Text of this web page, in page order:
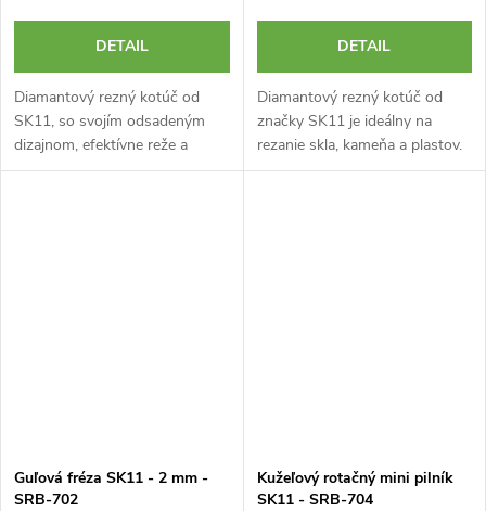
DETAIL
Diamantový rezný kotúč od
SK11, so svojím odsadeným
dizajnom, efektívne reže a
spracováva tenké škrupiny, sklo
DETAIL
Diamantový rezný kotúč od
značky SK11 je ideálny na
rezanie skla, kameňa a plastov.
Má priemer 22 mm, hrúbku 0,7
Guľová fréza SK11 - 2 mm -
SRB-702
Kužeľový rotačný mini pilník
SK11 - SRB-704